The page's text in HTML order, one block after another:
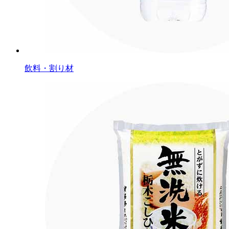
飲料・割り材